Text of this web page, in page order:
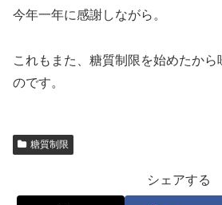
今年一年に感謝しながら。
これもまた、糖質制限を始めたか
のです。
糖質制限
シェアする